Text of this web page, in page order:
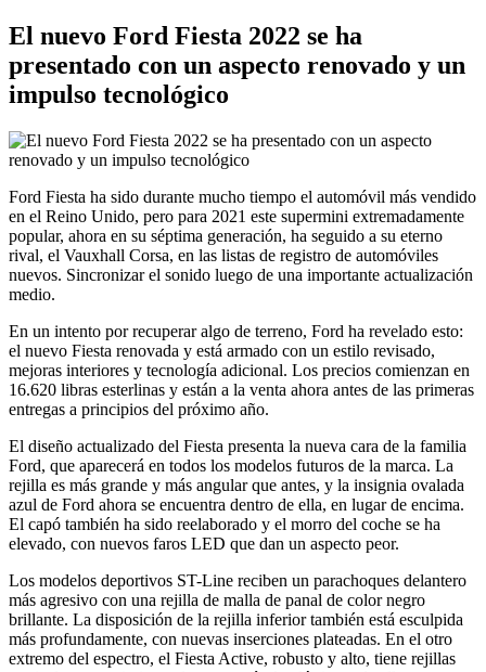
El nuevo Ford Fiesta 2022 se ha
presentado con un aspecto renovado y un
impulso tecnológico
Ford Fiesta ha sido durante mucho tiempo el automóvil más vendido
en el Reino Unido, pero para 2021 este supermini extremadamente
popular, ahora en su séptima generación, ha seguido a su eterno
rival, el Vauxhall Corsa, en las listas de registro de automóviles
nuevos. Sincronizar el sonido luego de una importante actualización
medio.
En un intento por recuperar algo de terreno, Ford ha revelado esto:
el nuevo Fiesta renovada y está armado con un estilo revisado,
mejoras interiores y tecnología adicional. Los precios comienzan en
16.620 libras esterlinas y están a la venta ahora antes de las primeras
entregas a principios del próximo año.
El diseño actualizado del Fiesta presenta la nueva cara de la familia
Ford, que aparecerá en todos los modelos futuros de la marca. La
rejilla es más grande y más angular que antes, y la insignia ovalada
azul de Ford ahora se encuentra dentro de ella, en lugar de encima.
El capó también ha sido reelaborado y el morro del coche se ha
elevado, con nuevos faros LED que dan un aspecto peor.
Los modelos deportivos ST-Line reciben un parachoques delantero
más agresivo con una rejilla de malla de panal de color negro
brillante. La disposición de la rejilla inferior también está esculpida
más profundamente, con nuevas inserciones plateadas. En el otro
extremo del espectro, el Fiesta Active, robusto y alto, tiene rejillas